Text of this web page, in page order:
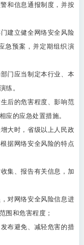
和信息通报制度，并按
建立健全网络安全风险
急预案，并定期组织演
门应当制定本行业、本
练。
后的危害程度、影响范
应的应急处置措施。
大时，省级以上人民政
据网络安全风险的特点
集、报告有关信息，加
对网络安全风险信息进
围和危害程度；
布避免、减轻危害的措